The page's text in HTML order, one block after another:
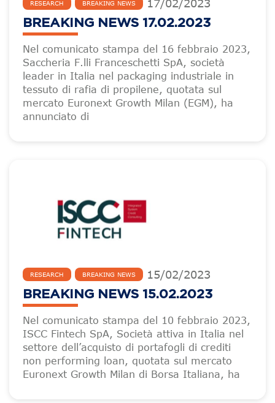
RESEARCH BREAKING NEWS 17/02/2023
BREAKING NEWS 17.02.2023
Nel comunicato stampa del 16 febbraio 2023,
Saccheria F.lli Franceschetti SpA, società
leader in Italia nel packaging industriale in
tessuto di rafia di propilene, quotata sul
mercato Euronext Growth Milan (EGM), ha
annunciato di
RESEARCH BREAKING NEWS 15/02/2023
BREAKING NEWS 15.02.2023
Nel comunicato stampa del 10 febbraio 2023,
ISCC Fintech SpA, Società attiva in Italia nel
settore dell’acquisto di portafogli di crediti
non performing loan, quotata sul mercato
Euronext Growth Milan di Borsa Italiana, ha